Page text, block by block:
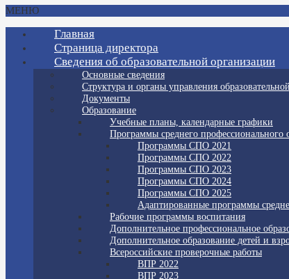
МЕНЮ
Главная
Страница директора
Сведения об образовательной организации
Основные сведения
Структура и органы управления
Документы
Образование
Учебные планы, календарные графики
Программы среднего профессионального
Программы СПО 2021
Программы СПО 2022
Программы СПО 2023
Программы СПО 2024
Программы СПО 2025
Адаптированные программы
Рабочие программы воспитания
Дополнительное профессиональное
Дополнительное образование детей и
Всероссийские проверочные работы
ВПР 2022
ВПР 2023